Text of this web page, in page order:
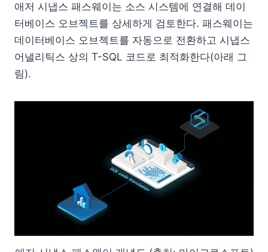
애저 시냅스 패스웨이는 소스 시스템에 연결해 데이
터베이스 오브젝트를 상세하게 검토한다. 패스웨이는
데이터베이스 오브젝트를 자동으로 전환하고 시냅스
어낼리틱스 상의 T-SQL 코드로 최적화한다(아래 그
림).